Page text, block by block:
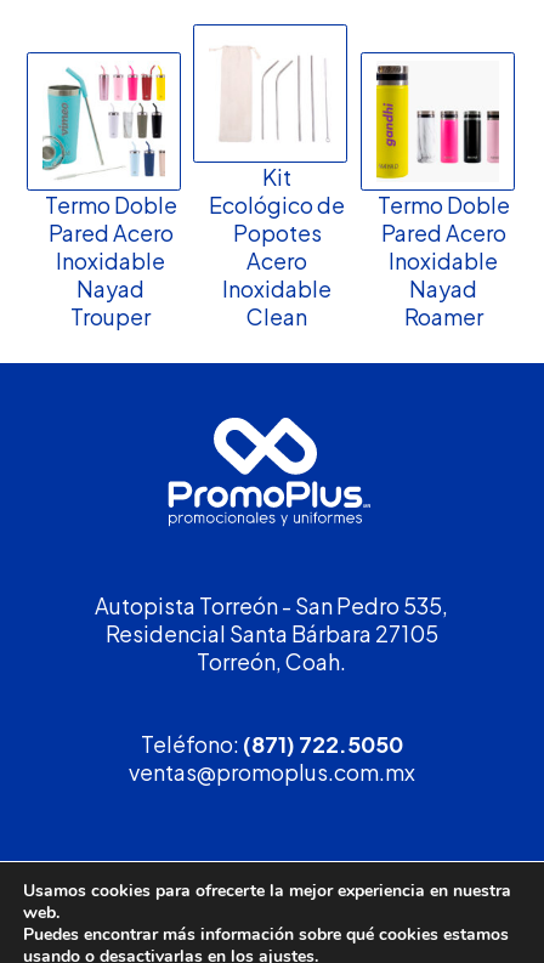
Termo Doble
Pared Acero
Inoxidable
Nayad
Trouper
Kit
Ecológico de
Popotes
Acero
Inoxidable
Clean
Termo Doble
Pared Acero
Inoxidable
Nayad
Roamer
Autopista Torreón - San Pedro 535,
Residencial Santa Bárbara 27105
Torreón, Coah.
Teléfono: (871) 722.5050
ventas@promoplus.com.mx
¡Solicita tucotización!
(800) 90 PROMO
Usamos cookies para ofrecerte la mejor experiencia en nuestra
web.
Puedes encontrar más información sobre qué cookies estamos
usando o desactivarlas en los ajustes.